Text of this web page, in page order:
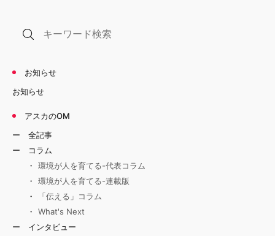
お知らせ
お知らせ
アスカのOM
全記事
コラム
環境が人を育てる-代表コラム
環境が人を育てる-連載版
「伝える」コラム
What's Next
インタビュー